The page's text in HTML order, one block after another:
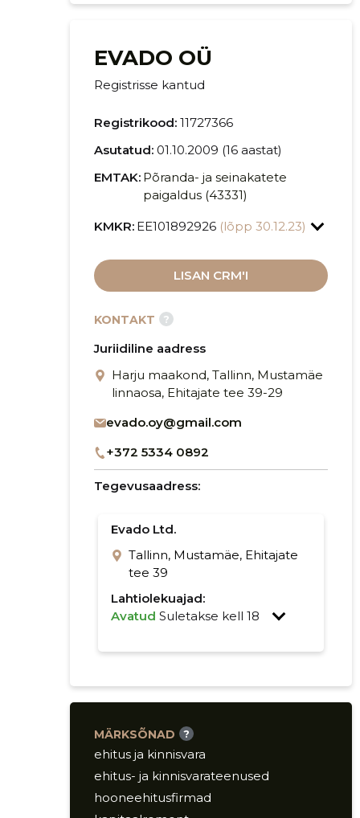
EVADO OÜ
Registrisse kantud
Registrikood: 11727366
Asutatud: 01.10.2009 (16 aastat)
EMTAK: Põranda- ja seinakatete
paigaldus (43331)
KMKR: EE101892926 (lõpp 30.12.23)
LISAN CRM'I
KONTAKT ?
Juriidiline aadress
Harju maakond, Tallinn, Mustamäe
linnaosa, Ehitajate tee 39-29
evado.oy@gmail.com
+372 5334 0892
Tegevusaadress:
Evado Ltd.
Tallinn, Mustamäe, Ehitajate
tee 39
Lahtiolekuajad:
Avatud Suletakse kell 18
MÄRKSÕNAD ?
ehitus ja kinnisvara
ehitus- ja kinnisvarateenused
hooneehitusfirmad